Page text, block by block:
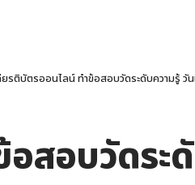
ยรติบัตรออนไลน์ ทำข้อสอบวัดระดับความรู้ วั
สอบวัดระ